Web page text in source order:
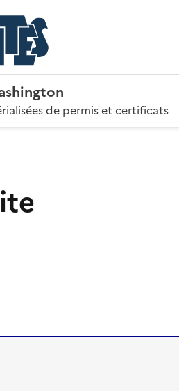
de permis et certificats